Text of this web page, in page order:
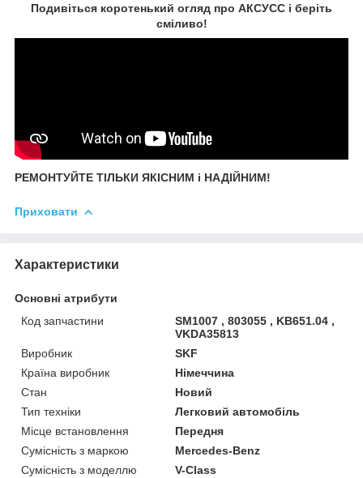
Подивіться коротенький огляд про АКСУCC і беріть
сміливо!
РЕМОНТУЙТЕ ТІЛЬКИ ЯКІСНИМ і НАДІЙНИМ!
Приховати
Характеристики
Основні атрибути
Код запчастини
SM1007 , 803055 , KB651.04 ,
VKDA35813
Виробник
SKF
Країна виробник
Німеччина
Стан
Новий
Тип техніки
Легковий автомобіль
Місце встановлення
Передня
Сумісність з маркою
Mercedes-Benz
Сумісність з моделлю
V-Class